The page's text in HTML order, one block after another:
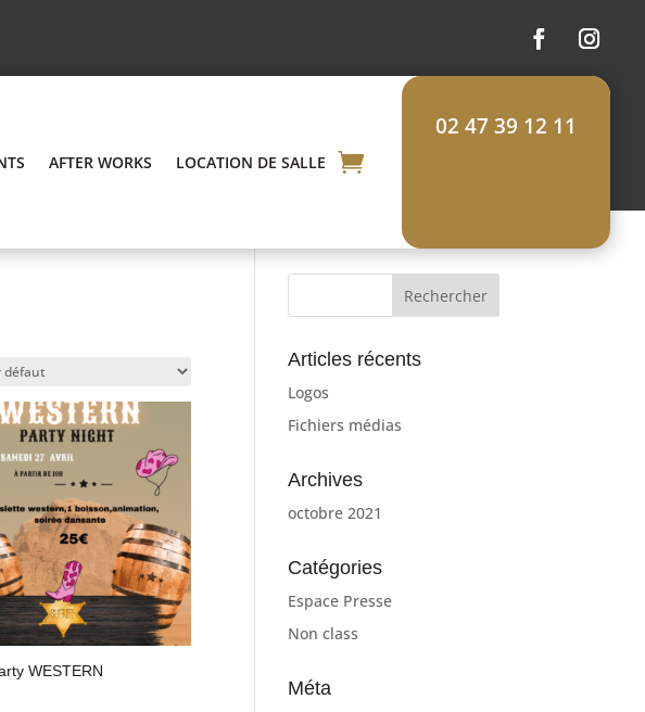
AFTER WORKS LOCATION DE SALLE
02 47 39 12 11
WESTERN
Articles récents
Logos
Fichiers médias
Archives
octobre 2021
Catégories
Espace Presse
Non class
Méta